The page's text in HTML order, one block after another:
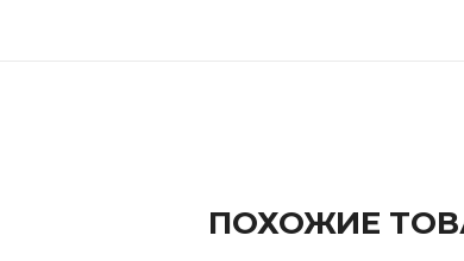
ПОХОЖИЕ